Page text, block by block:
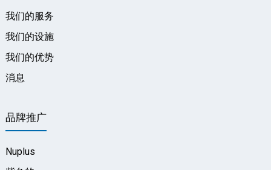
我们的服务
我们的设施
我们的优势
消息
品牌推广
Nuplus